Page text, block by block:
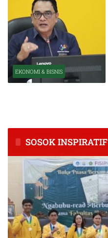
EKONOMI & BISNIS
SOSOK INSPIRATIF